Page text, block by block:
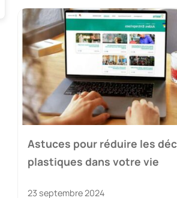
Astuces pour réduire les
plastiques dans votre vie
23 septembre 2024